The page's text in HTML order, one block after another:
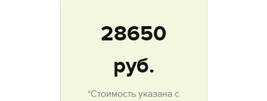
28650
руб.
*Стоимость указана с